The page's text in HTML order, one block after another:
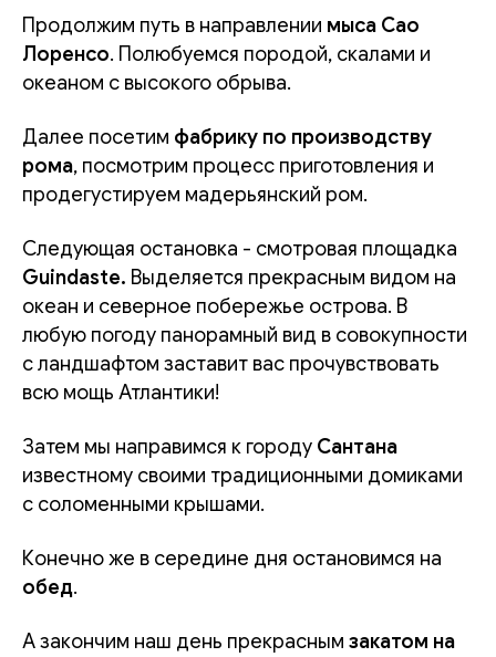
Продолжим путь в направлении мыса Сао
Лоренсо. Полюбуемся породой, скалами и
океаном с высокого обрыва.
Далее посетим фабрику по производству
рома, посмотрим процесс приготовления и
продегустируем мадерьянский ром.
Следующая остановка - смотровая площадка
Guindaste. Выделяется прекрасным видом на
океан и северное побережье острова. В
любую погоду панорамный вид в совокупности
с ландшафтом заставит вас прочувствовать
всю мощь Атлантики!
Затем мы направимся к городу Сантана
известному своими традиционными домиками
с соломенными крышами.
Конечно же в середине дня остановимся на
обед.
А закончим наш день прекрасным закатом на